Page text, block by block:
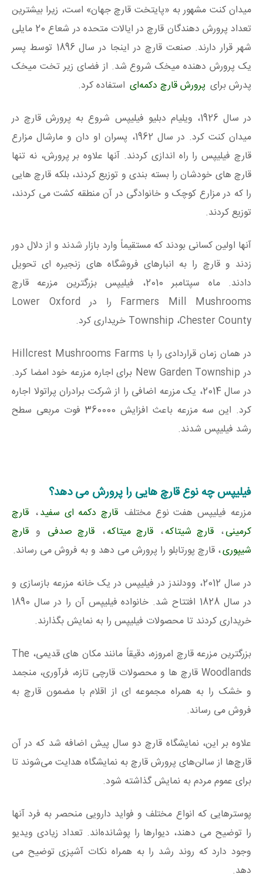
میدان کنت مشهور به «پایتخت قارچ جهان» است، زیرا بیشترین
تعداد پرورش دهندگان قارچ در ایالات متحده در شعاع 20 مایلی
شهر قرار دارند. صنعت قارچ در اینجا در سال 1896 توسط پسر
یک پرورش دهنده میخک شروع شد. از فضای زیر تخت میخک
پدرش برای پرورش قارچ دکمه‌ای استفاده کرد.
در سال 1926، ویلیام دبلیو فیلیپس شروع به پرورش قارچ در
میدان کنت کرد. در سال 1962، پسران او دان و مارشال مزارع
قارچ فیلیپس را راه اندازی کردند. آنها علاوه بر پرورش، نه تنها
قارچ های خودشان را بسته بندی و توزیع کردند، بلکه قارچ هایی
را که در مزارع کوچک و خانوادگی در آن منطقه کشت می کردند،
توزیع کردند.
آنها اولین کسانی بودند که مستقیماً وارد بازار شدند و از دلال دور
زدند و قارچ را به انبارهای فروشگاه های زنجیره ای تحویل
دادند. ماه سپتامبر 2010، فیلیپس بزرگترین مزرعه قارچ
Farmers Mill Mushrooms را در Lower Oxford
Township ،Chester County خریداری کرد.
در همان زمان قراردادی را با Hillcrest Mushrooms Farms
در New Garden Township برای اجاره مزرعه خود امضا کرد.
در سال 2014، یک مزرعه اضافی را از شرکت برادران پراتولا اجاره
کرد. این سه مزرعه باعث افزایش 360000 فوت مربعی سطح
رشد فیلیپس شدند.
فیلیپس چه نوع قارچ هایی را پرورش می دهد؟
مزرعه فیلیپس هفت نوع مختلف قارچ دکمه ای سفید، قارچ
کرمینی، قارچ شیتاکه، قارچ میتاکه، قارچ صدفی و قارچ
شیپوری، قارچ پورتابلو را پرورش می دهد و به فروش می رساند.
در سال 2012، وودلندز در فیلیپس در یک خانه مزرعه بازسازی و
در سال 1828 افتتاح شد. خانواده فیلیپس آن را در سال 1890
خریداری کردند تا محصولات فیلیپس را به نمایش بگذارند.
بزرگترین مزرعه قارچ امروزه، دقیقاً مانند مکان های قدیمی، The
Woodlands قارچ ها و محصولات قارچی تازه، فرآوری، منجمد
و خشک را به همراه مجموعه ای از اقلام با مضمون قارچ به
فروش می رساند.
علاوه بر این، نمایشگاه قارچ دو سال پیش اضافه شد که در آن
قارچ‌ها از سالن‌های پرورش قارچ به نمایشگاه هدایت می‌شوند تا
برای عموم مردم به نمایش گذاشته شود.
پوسترهایی که انواع مختلف و فواید دارویی منحصر به فرد آنها
را توضیح می دهند، دیوارها را پوشانده‌اند. تعداد زیادی ویدیو
وجود دارد که روند رشد را به همراه نکات آشپزی توضیح می
دهد.